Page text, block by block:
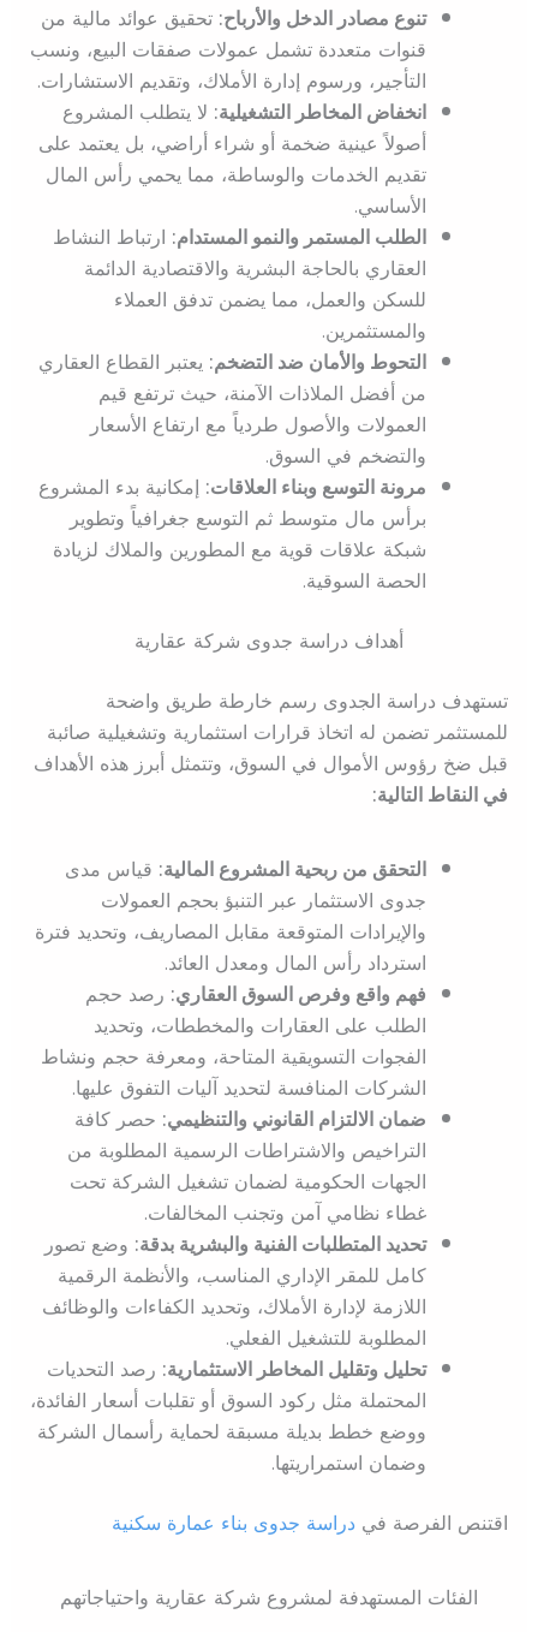
تنوع مصادر الدخل والأرباح:تحقيق عوائد مالية من
قنوات متعددة تشمل عمولات صفقات البيع، ونسب
التأجير، ورسوم إدارة الأملاك، وتقديم الاستشارات.
انخفاض المخاطر التشغيلية:لا يتطلب المشروع
أصولاً عينية ضخمة أو شراء أراضي، بل يعتمد على
تقديم الخدمات والوساطة، مما يحمي رأس المال
الأساسي.
الطلب المستمر والنمو المستدام:ارتباط النشاط
العقاري بالحاجة البشرية والاقتصادية الدائمة
للسكن والعمل، مما يضمن تدفق العملاء
والمستثمرين.
التحوط والأمان ضد التضخم:يعتبر القطاع العقاري
من أفضل الملاذات الآمنة، حيث ترتفع قيم
العمولات والأصول طردياً مع ارتفاع الأسعار
والتضخم في السوق.
مرونة التوسع وبناء العلاقات:إمكانية بدء المشروع
برأس مال متوسط ثم التوسع جغرافياً وتطوير
شبكة علاقات قوية مع المطورين والملاك لزيادة
الحصة السوقية.
أهداف دراسة جدوى شركة عقارية
تستهدف دراسة الجدوى رسم خارطة طريق واضحة
للمستثمر تضمن له اتخاذ قرارات استثمارية وتشغيلية صائبة
قبل ضخ رؤوس الأموال في السوق، وتتمثل أبرز هذه الأهداف
في النقاط التالية:
التحقق من ربحية المشروع المالية:قياس مدى
جدوى الاستثمار عبر التنبؤ بحجم العمولات
والإيرادات المتوقعة مقابل المصاريف، وتحديد فترة
استرداد رأس المال ومعدل العائد.
فهم واقع وفرص السوق العقاري:رصد حجم
الطلب على العقارات والمخططات، وتحديد
الفجوات التسويقية المتاحة، ومعرفة حجم ونشاط
الشركات المنافسة لتحديد آليات التفوق عليها.
ضمان الالتزام القانوني والتنظيمي:حصر كافة
التراخيص والاشتراطات الرسمية المطلوبة من
الجهات الحكومية لضمان تشغيل الشركة تحت
غطاء نظامي آمن وتجنب المخالفات.
تحديد المتطلبات الفنية والبشرية بدقة:وضع تصور
كامل للمقر الإداري المناسب، والأنظمة الرقمية
اللازمة لإدارة الأملاك، وتحديد الكفاءات والوظائف
المطلوبة للتشغيل الفعلي.
تحليل وتقليل المخاطر الاستثمارية:رصد التحديات
المحتملة مثل ركود السوق أو تقلبات أسعار الفائدة،
ووضع خطط بديلة مسبقة لحماية رأسمال الشركة
وضمان استمراريتها.
اقتنص الفرصة في دراسة جدوى بناء عمارة سكنية
الفئات المستهدفة لمشروع شركة عقارية واحتياجاتهم